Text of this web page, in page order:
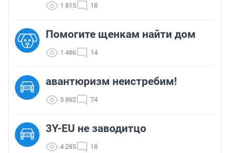
1 815 18
Помогите щенкам найти дом
1 486 14
авантюризм неистребим!
3 862 74
3Y-EU не заводитцо
4 285 18